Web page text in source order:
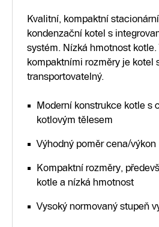
Kvalitní, kompaktní
kondenzační kotel s
systém. Nízká hmotnost
kompaktními rozměry je kotel
transportovatelný.
Moderní konstrukce kotle s
kotlovým tělesem
Výhodný poměr cena/výkon
Kompaktní rozměry,
kotle a nízká hmotnost
Vysoký normovaný stupeň